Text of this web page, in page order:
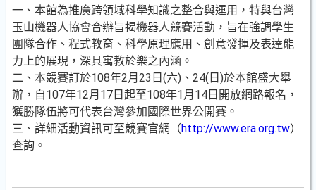
一、本館為推廣跨領域科學知識之整合與運用，特與台灣
玉山機器人協會合辦旨揭機器人競賽活動，旨在強調學生
團隊合作、程式教育、科學原理應用、創意發揮及表達能
力上的展現，深具寓教於樂之內涵。
二、本競賽訂於108年2月23日(六)、24(日)於本館盛大舉
辦，自107年12月17日起至108年1月14日開放網路報名，
獲勝隊伍將可代表台灣參加國際世界公開賽。
三、詳細活動資訊可至競賽官網（http://www.era.org.tw）
查詢。